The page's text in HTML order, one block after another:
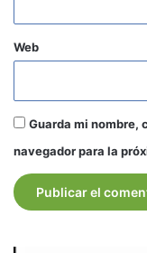
Web
Guarda mi nombre,
navegador para la